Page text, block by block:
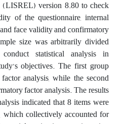
version 8.80 to check
of the questionnaire, internal
face validity and confirmatory
size was arbitrarily divided
statistical analysis in
objectives. The first group
analysis, while the second
factor analysis. The results
indicated that 8 items were
which collectively accounted for